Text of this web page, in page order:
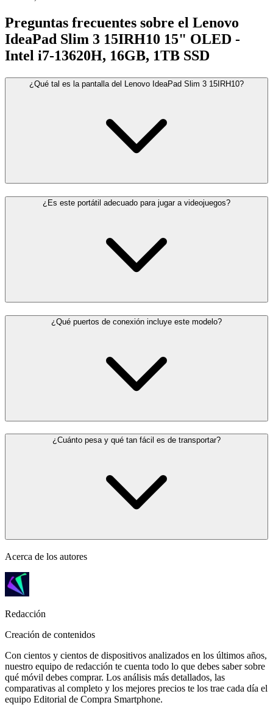
Preguntas frecuentes sobre el Lenovo
IdeaPad Slim 3 15IRH10 15" OLED -
Intel i7-13620H, 16GB, 1TB SSD
¿Qué tal es la pantalla del Lenovo IdeaPad Slim 3 15IRH10?
¿Es este portátil adecuado para jugar a videojuegos?
¿Qué puertos de conexión incluye este modelo?
¿Cuánto pesa y qué tan fácil es de transportar?
Acerca de los autores
Redacción
Creación de contenidos
Con cientos y cientos de dispositivos analizados en los últimos años,
nuestro equipo de redacción te cuenta todo lo que debes saber sobre
qué móvil debes comprar. Los análisis más detallados, las
comparativas al completo y los mejores precios te los trae cada día el
equipo Editorial de Compra Smartphone.